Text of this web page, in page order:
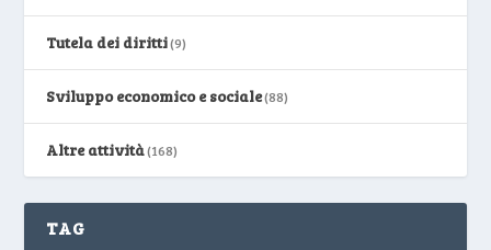
Tutela dei diritti(9)
Sviluppo economico e sociale(88)
Altre attività(168)
TAG